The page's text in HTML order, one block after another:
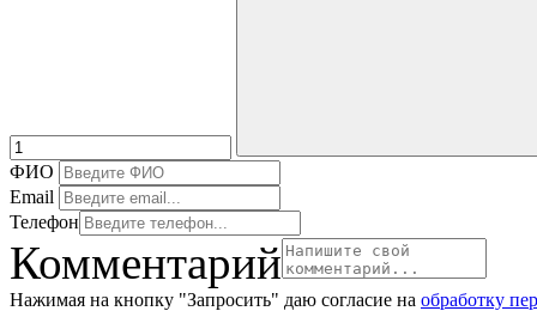
ФИО
Email
Телефон
Комментарий
Нажимая на кнопку "Запросить" даю согласие на обработку